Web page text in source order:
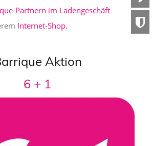
Partnern im Ladengeschäft
Internet-Shop.
Aktion
6 + 1